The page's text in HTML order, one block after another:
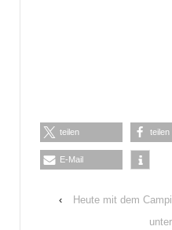
teilen teilen
E-Mail
‹
Heute mit dem